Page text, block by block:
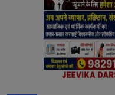
About us